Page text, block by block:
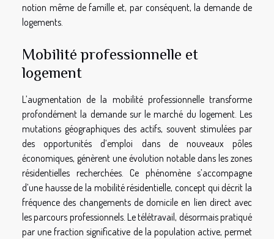
notion même de famille et, par conséquent, la demande de
logements.
Mobilité professionnelle et
logement
L’augmentation de la mobilité professionnelle transforme
profondément la demande sur le marché du logement. Les
mutations géographiques des actifs, souvent stimulées par
des opportunités d’emploi dans de nouveaux pôles
économiques, génèrent une évolution notable dans les zones
résidentielles recherchées. Ce phénomène s’accompagne
d’une hausse de la mobilité résidentielle, concept qui décrit la
fréquence des changements de domicile en lien direct avec
les parcours professionnels. Le télétravail, désormais pratiqué
par une fraction significative de la population active, permet